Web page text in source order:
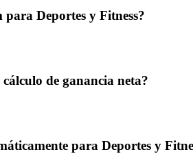
Deportes y Fitness?
de ganancia neta?
para Deportes y